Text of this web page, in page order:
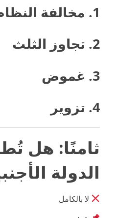
1. مخالفة النظام
2. تجاوز الثلث
3. غموض
4. تزوير
ثامنًا: هل
الدولة
لا بالكامل